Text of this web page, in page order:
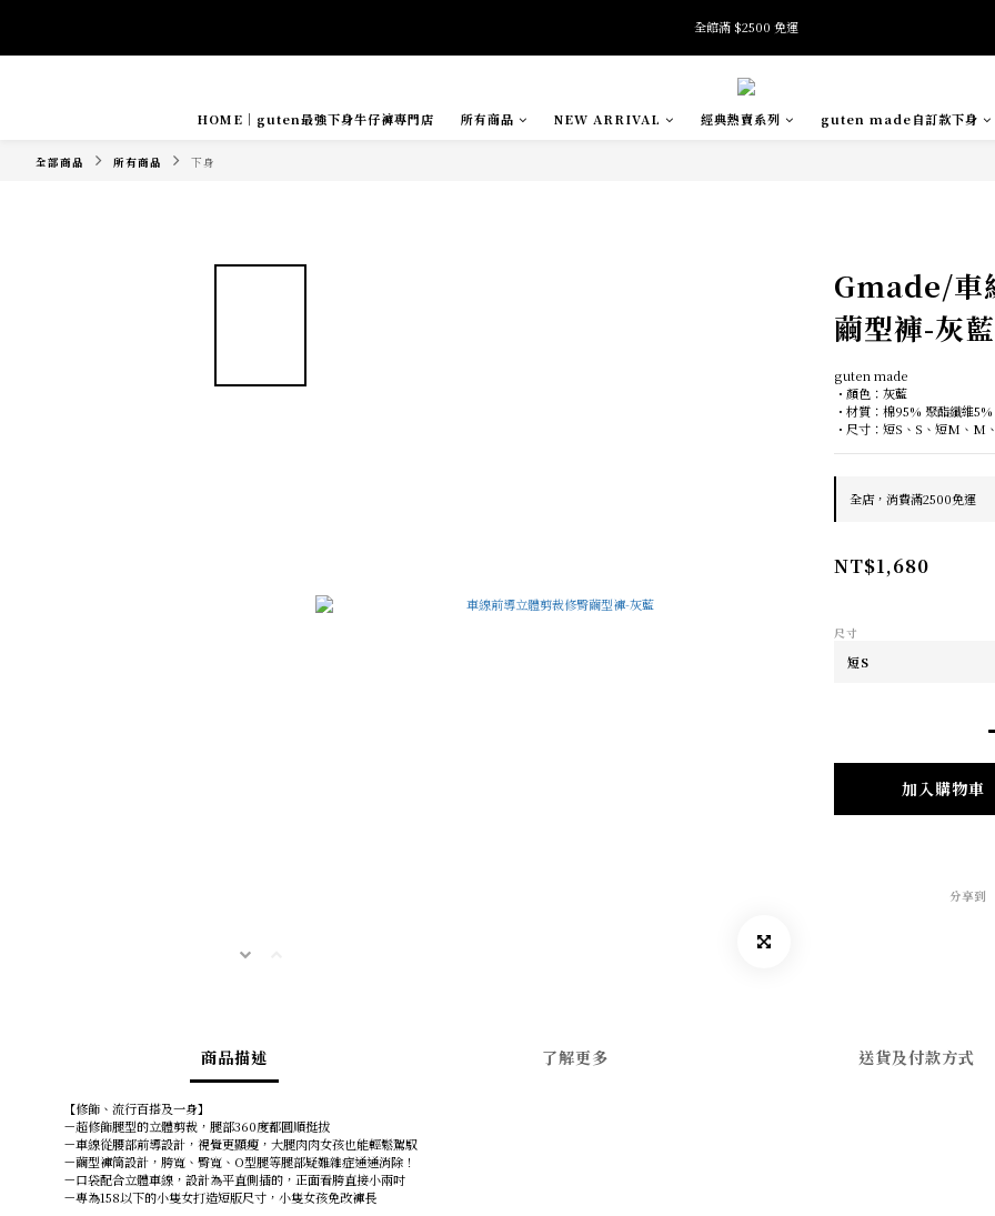
全館滿 $2500 免運
全館滿 $2500 免運
加入會員即享首購禮金 $100元
7
6
5
4
3
2
9
8
7
6
5
4
6
5
7
49
0
4
1
0 1
HOME｜guten最強下身牛仔褲專門店 所有商品 NEW ARRIVAL 經典熱賣系列 guten made自訂款下身
全部商品 所有商品 下身
Gmade/車
繭型褲-灰藍
guten made
・顏色：灰藍
・材質：棉95% 聚酯纖維5%
・尺寸：短S、S、短M、M
全店，消費滿2500免運
NT$1,680
尺寸
加入購物車
分享到
商品描述 了解更多 送貨及付款方式
【修飾、流行百搭及一身】
－超修飾腿型的立體剪裁，腿部360度都圓順挺拔
－車線從腰部前導設計，視覺更顯瘦，大腿肉肉女孩也能輕鬆駕馭
－繭型褲筒設計，胯寬、臀寬、O型腿等腿部疑難雜症通通消除！
－口袋配合立體車線，設計為平直側插的，正面看胯直接小兩吋
－專為158以下的小隻女打造短版尺寸，小隻女孩免改褲長